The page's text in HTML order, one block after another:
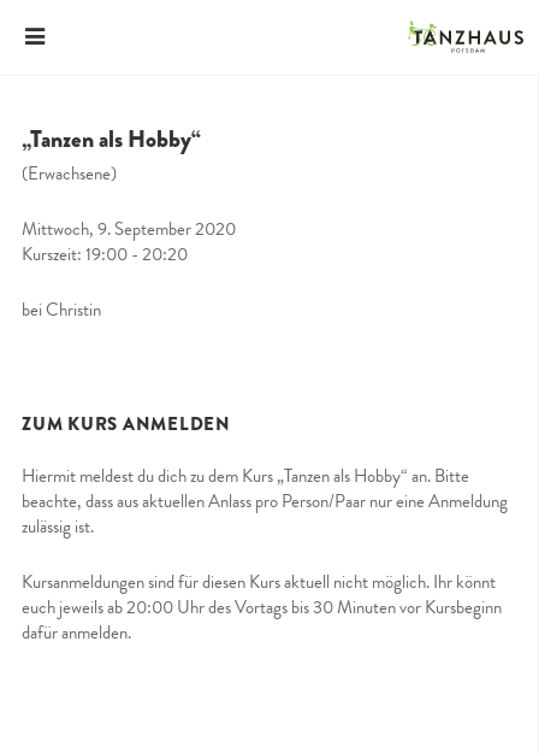
„Tanzen als Hobby“
(Erwachsene)
Mittwoch, 9. September 2020
Kurszeit: 19:00 - 20:20
bei Christin
ZUM KURS ANMELDEN
Hiermit meldest du dich zu dem Kurs „Tanzen als Hobby“ an. Bitte
beachte, dass aus aktuellen Anlass pro Person/Paar nur eine Anmeldung
zulässig ist.
Kursanmeldungen sind für diesen Kurs aktuell nicht möglich. Ihr könnt
euch jeweils ab 20:00 Uhr des Vortags bis 30 Minuten vor Kursbeginn
dafür anmelden.